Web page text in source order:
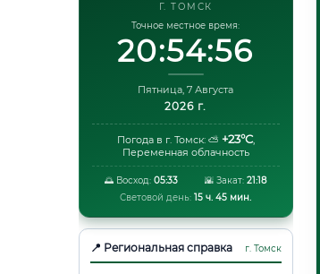
Г. ТОМСК
Точное местное время:
20:54:57
Пятница, 7 Августа
2026 г.
Погода в г. Томск: ⛅ +23°C,
Переменная облачность
🌅 Восход:05:33 🌇 Закат: 21:18
Световой день: 15 ч. 45 мин.
📍 Региональная справка г. Томск